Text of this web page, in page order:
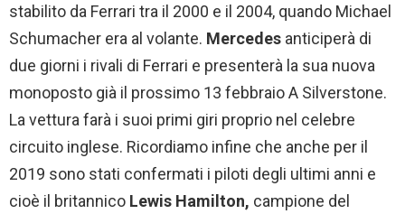
stabilito da Ferrari tra il 2000 e il 2004, quando Michael
Schumacher era al volante. Mercedes anticiperà di
due giorni i rivali di Ferrari e presenterà la sua nuova
monoposto già il prossimo 13 febbraio A Silverstone.
La vettura farà i suoi primi giri proprio nel celebre
circuito inglese. Ricordiamo infine che anche per il
2019 sono stati confermati i piloti degli ultimi anni e
cioè il britannico Lewis Hamilton, campione del